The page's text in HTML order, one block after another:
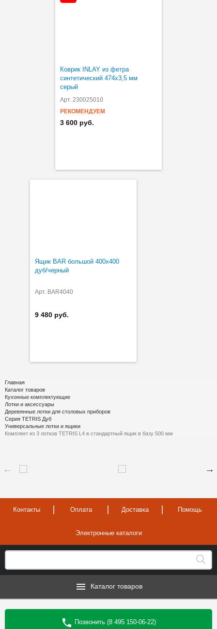
Коврик INLAY из фетра
синтетический 474х3,5 мм
серый
Арт. 230025010
РЕКОМЕНДУЕМ
3 600 руб.
Ящик BAR большой 400х400
дуб/черный
Арт. BAR4040
9 480 руб.
Главная
Каталог товаров
Кухонные комплектующие
Лотки и аксессуары
Деревянные лотки для столовых приборов
Серия TETRIS Дуб
Универсальные лотки и ящики
Комплект из 3 лотков TETRIS L4 в стандартный ящик в базу 500 мм
Контакты Оплата Доставка Помощь
Электронные каталоги
Каталог товаров
Позвонить (8 495 150-06-22)